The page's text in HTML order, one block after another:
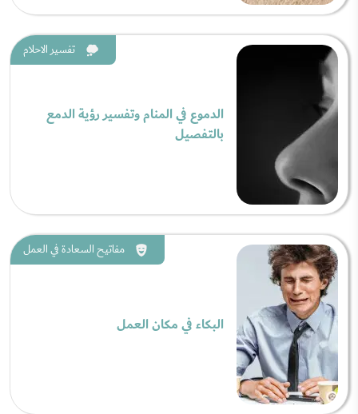
تفسير الاحلام
الدموع في المنام وتفسير رؤية الدمع
بالتفصيل
مفاتيح السعادة في العمل
البكاء في مكان العمل